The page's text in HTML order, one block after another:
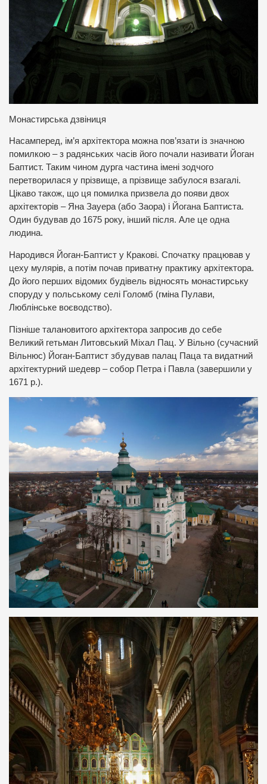
Монастирська дзвіниця
Насамперед, ім’я архітектора можна пов’язати із значною
помилкою – з радянських часів його почали називати Йоган
Баптист. Таким чином дурга частина імені зодчого
перетворилася у прізвище, а прізвище забулося взагалі.
Цікаво також, що ця помилка призвела до появи двох
архітекторів – Яна Зауера (або Заора) і Йогана Баптиста.
Один будував до 1675 року, інший після. Але це одна
людина.
Народився Йоган-Баптист у Кракові. Спочатку працював у
цеху мулярів, а потім почав приватну практику архітектора.
До його перших відомих будівель відносять монастирську
споруду у польському селі Голомб (гміна Пулави,
Люблінське воєводство).
Пізніше талановитого архітектора запросив до себе
Великий гетьман Литовський Міхал Пац. У Вільно (сучасний
Вільнюс) Йоган-Баптист збудував палац Паца та видатний
архітектурний шедевр – собор Петра і Павла (завершили у
1671 р.).